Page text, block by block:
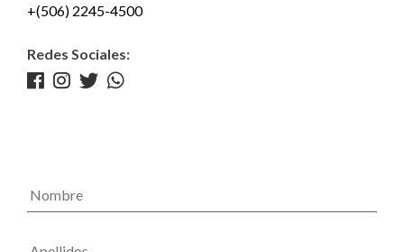
+(506) 2245-4500
Redes Sociales: